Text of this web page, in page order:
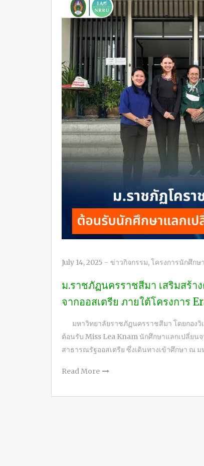
July 14, 2025 - ข่าวกิจกรรม,โครงการนักศึกษ
ม.ราชภัฏนครราชสีมา เสริมสร้
จากออสเตรีย ภายใต้โครงการ
มหาวิทยาลัยราชภัฏนครราชสีมา โดยกองวิ
ต้อนรับ Miss Lea Knam นักศึกษาแลกเปลี่ย
สาธารณรัฐออสเตรีย ซึ่งเดินทางเข้าศึกษา ณ
Read More